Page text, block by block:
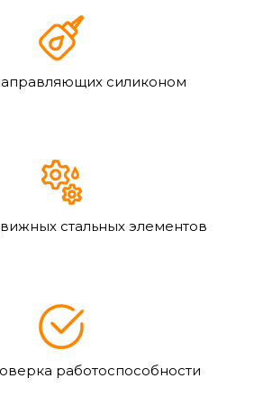
силиконом
стальных элементов
работоспособности